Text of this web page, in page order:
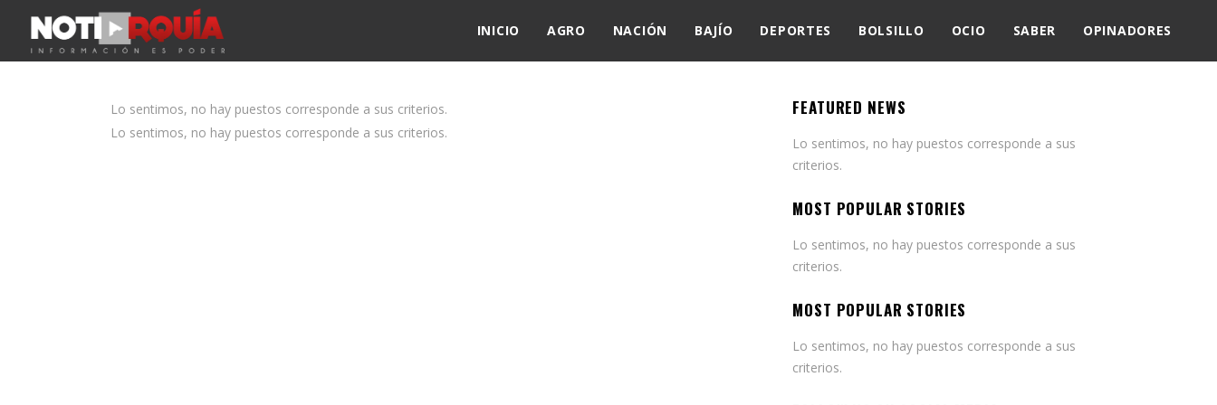
INICIO AGRO NACIÓN BAJÍO DEPORTES BOLSILLO OCIO SABER OPINADORES
Lo sentimos, no hay puestos corresponde a sus criterios.
Lo sentimos, no hay puestos corresponde a sus criterios.
FEATURED NEWS
Lo sentimos, no hay puestos corresponde a sus
criterios.
MOST POPULAR STORIES
Lo sentimos, no hay puestos corresponde a sus
criterios.
MOST POPULAR STORIES
Lo sentimos, no hay puestos corresponde a sus
criterios.